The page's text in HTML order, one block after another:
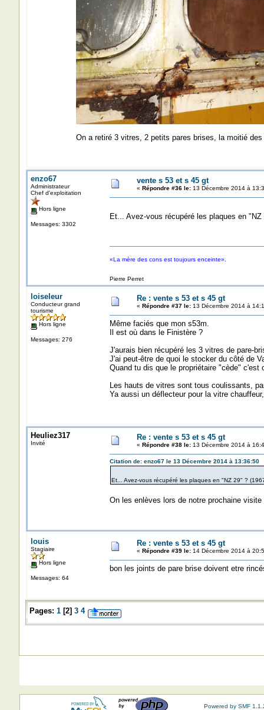
On a retiré 3 vitres, 2 petits pares brises, la moitié
enzo67
Administrateur
Chef d'exploitation
Hors ligne
Messages: 3302
vente s 53 et s 45 gt
« Répondre #36 le:13 Décembre 2014 à
Et... Avez-vous récupéré les plaques en
«La mère des cons est toujours enceinte».
Pierre Perret
loiseleur
Conducteur grand
tourisme
Hors ligne
Messages: 276
Re : vente s 53 et s 45 gt
« Répondre #37 le:13 Décembre 2014 à
Même faciés que mon s53m.
Il est où dans le Finistère ?
J'aurais bien récupéré les 3 vitres de pare-
J'ai peut-être de quoi le stocker du côté de
Quand tu dis que le propriétaire "cède"
Les hauts de vitres sont tous coulissants,
Ya aussi un déflecteur pour la vitre
Heuliez317
Invité
Re : vente s 53 et s 45 gt
« Répondre #38 le:13 Décembre 2014 à
Citation de: enzo67 le 13 Décembre 2014 à 13:36:50
Et... Avez-vous récupéré les plaques en "NZ 29" ?
On les enlèves lors de notre prochaine visite
louis
Stagiaire
Hors ligne
Messages: 64
Re : vente s 53 et s 45 gt
« Répondre #39 le:14 Décembre 2014 à
bon les joints de pare brise doivent etre
Pages: 1[2] 3 4
Powered by SMF